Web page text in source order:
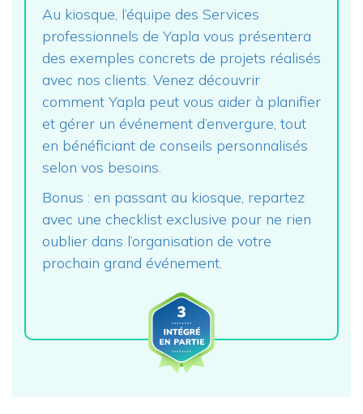
Au kiosque, l’équipe des Services
professionnels de Yapla vous présentera
des exemples concrets de projets réalisés
avec nos clients. Venez découvrir
comment Yapla peut vous aider à planifier
et gérer un événement d’envergure, tout
en bénéficiant de conseils personnalisés
selon vos besoins.
Bonus : en passant au kiosque, repartez
avec une checklist exclusive pour ne rien
oublier dans l’organisation de votre
prochain grand événement.